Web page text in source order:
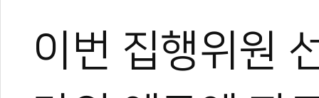
이번 집행위원